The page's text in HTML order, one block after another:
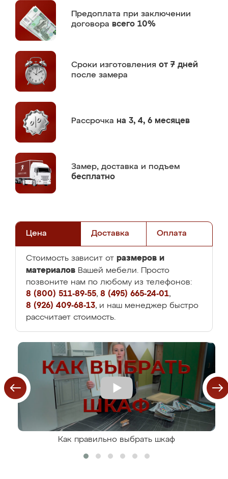
Предоплата при заключении
договора всего 10%
Сроки изготовления от 7 дней
после замера
Рассрочка на 3, 4, 6 месяцев
Замер, доставка и подъем
бесплатно
Цена Доставка Оплата
Стоимость зависит от размеров и
материалов Вашей мебели. Просто
позвоните нам по любому из телефонов:
8 (800) 511-89-55, 8 (495) 665-24-01,
8 (926) 409-68-13, и наш менеджер быстро
рассчитает стоимость.
Как правильно выбрать шкаф